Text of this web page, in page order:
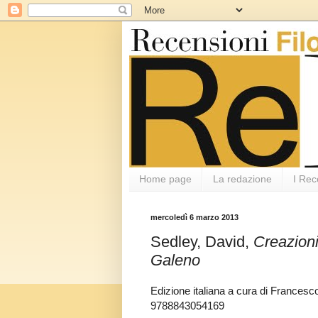
Home page La redazione I
mercoledì 6 marzo 2013
Sedley, David,
Galeno
Edizione italiana a cura di
9788843054169